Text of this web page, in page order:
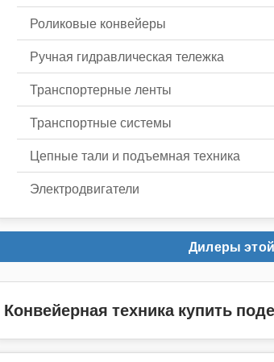
Роликовые конвейеры
Ручная гидравлическая тележка
Транспортерные ленты
Транспортные системы
Цепные тали и подъемная техника
Электродвигатели
Дилеры
Конвейерная техника купить